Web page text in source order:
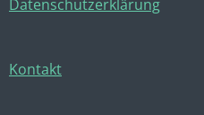
Datenschutzerklärung
Kontakt